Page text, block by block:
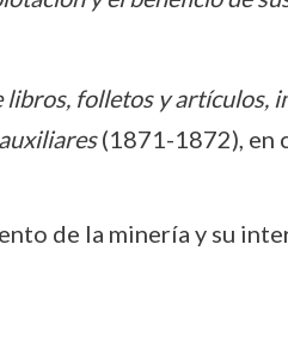
folletos y
(1871-1872), en
de la minería y su